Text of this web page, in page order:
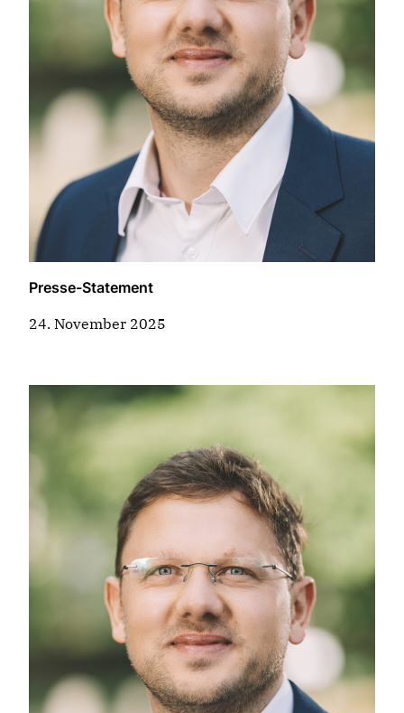
Presse-Statement
24. November 2025